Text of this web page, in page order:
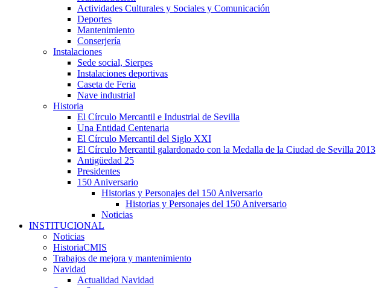
Actividades Culturales y Sociales y Comunicación
Deportes
Mantenimiento
Conserjería
Instalaciones
Sede social, Sierpes
Instalaciones deportivas
Caseta de Feria
Nave industrial
Historia
El Círculo Mercantil e Industrial de Sevilla
Una Entidad Centenaria
El Círculo Mercantil del Siglo XXI
El Círculo Mercantil galardonado con la Medalla de la Ciudad de Sevilla 2013
Antigüedad 25
Presidentes
150 Aniversario
Historias y Personajes del 150 Aniversario
Historias y Personajes del 150 Aniversario
Noticias
INSTITUCIONAL
Noticias
HistoriaCMIS
Trabajos de mejora y mantenimiento
Navidad
Actualidad Navidad